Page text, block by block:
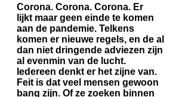
Corona. Corona. Corona. Er
lijkt maar geen einde te komen
aan de pandemie. Telkens
komen er nieuwe regels, en de al
dan niet dringende adviezen zijn
al evenmin van de lucht.
Iedereen denkt er het zijne van.
Feit is dat veel mensen gewoon
bang zijn. Of ze zoeken binnen